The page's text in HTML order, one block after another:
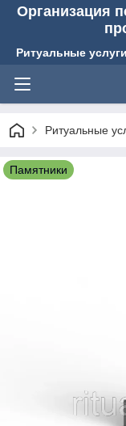
Организация
Ритуальные
Ритуальные
Памятники